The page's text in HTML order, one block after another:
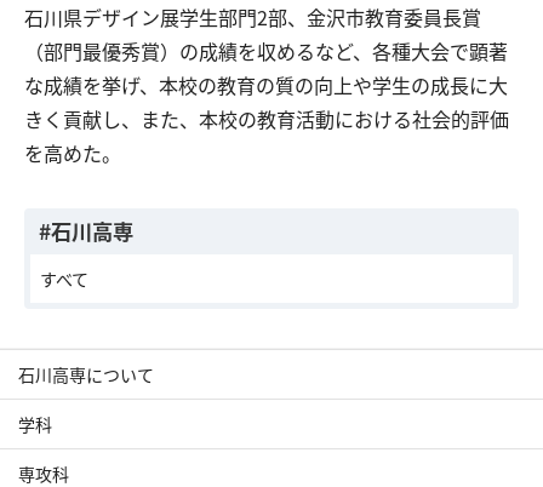
石川県デザイン展学生部門2部、金沢市教育委員長賞
（部門最優秀賞）の成績を収めるなど、各種大会で顕著
な成績を挙げ、本校の教育の質の向上や学生の成長に大
きく貢献し、また、本校の教育活動における社会的評価
を高めた。
#石川高専
すべて
石川高専について
学科
専攻科